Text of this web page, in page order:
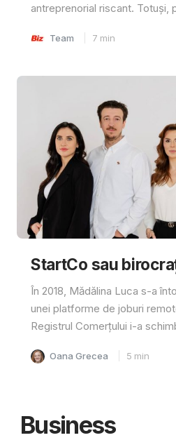
antreprenorial riscant. Totuși,
Team 7 min
StartCo sau
În 2018, Mădălina Luca s-a
unei platforme de joburi
Registrul Comerțului i-a
Oana Grecea 5 min
Business